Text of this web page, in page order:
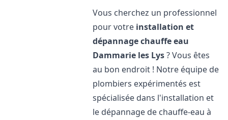
Vous cherchez un professionnel
pour votre installation et
dépannage chauffe eau
Dammarie les Lys? Vous êtes
au bon endroit ! Notre équipe de
plombiers expérimentés est
spécialisée dans l'installation et
le dépannage de chauffe-eau à